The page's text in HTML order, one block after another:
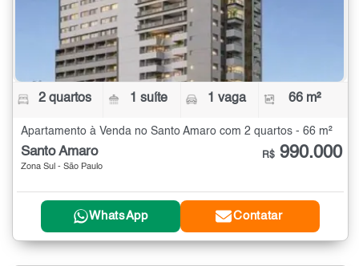
2 quartos 1 suíte 1 vaga 66 m²
Apartamento à Venda no Santo Amaro com 2 quartos - 66 m²
Santo Amaro
Zona Sul - São Paulo
R$ 990.000
WhatsApp Contatar